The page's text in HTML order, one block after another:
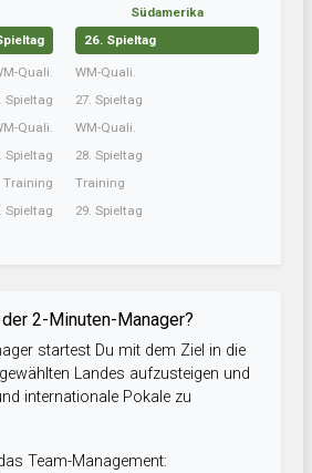
Quali.
Spieltag
Quali.
Spieltag
Training
Spieltag
Südamerika
26. Spieltag
WM-Quali.
27. Spieltag
WM-Quali.
28. Spieltag
Training
29. Spieltag
2-Minuten-Manager?
startest Du mit dem Ziel in die
Landes aufzusteigen und
internationale Pokale zu
Team-Management: